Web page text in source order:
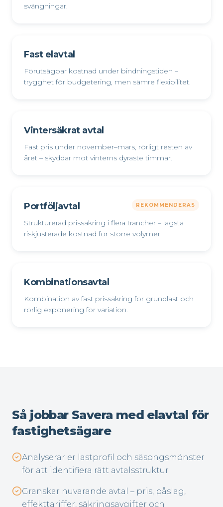
svängningar.
Fast elavtal
Förutsägbar kostnad under bindningstiden –
trygghet för budgetering, men sämre flexibilitet.
Vintersäkrat avtal
Fast pris under november–mars, rörligt resten av
året – skyddar mot vinterns dyraste timmar.
Portföljavtal REKOMMENDERAS
Strukturerad prissäkring i flera trancher – lägsta
riskjusterade kostnad för större volymer.
Kombinationsavtal
Kombination av fast prissäkring för grundlast och
rörlig exponering för variation.
Så jobbar Savera med elavtal för
fastighetsägare
Analyserar er lastprofil och säsongsmönster
för att identifiera rätt avtalsstruktur
Granskar nuvarande avtal – pris, påslag,
effekttariffer, säkringsavgifter och